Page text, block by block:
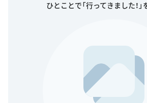
ひとことで「行ってきました！」